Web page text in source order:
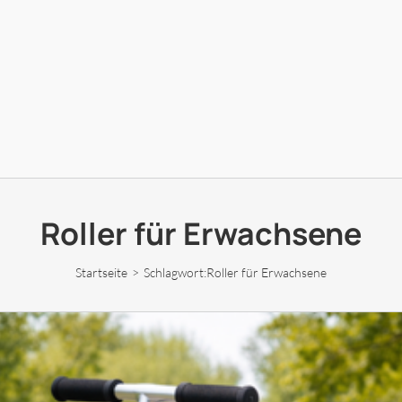
Roller für Erwachsene
Startseite Schlagwort:Roller für Erwachsene